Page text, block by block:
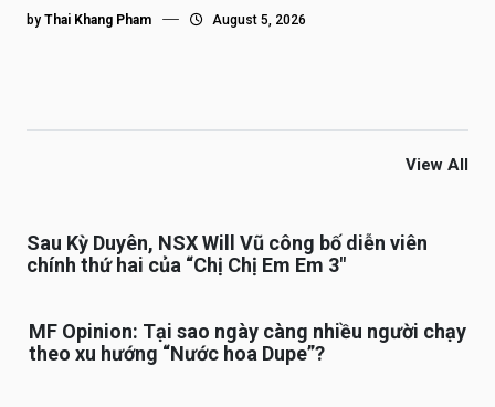
by Thai Khang Pham August 5, 2026
View All
Sau Kỳ Duyên, NSX Will Vũ công bố diễn viên
chính thứ hai của “Chị Chị Em Em 3″
MF Opinion: Tại sao ngày càng nhiều người chạy
theo xu hướng “Nước hoa Dupe”?